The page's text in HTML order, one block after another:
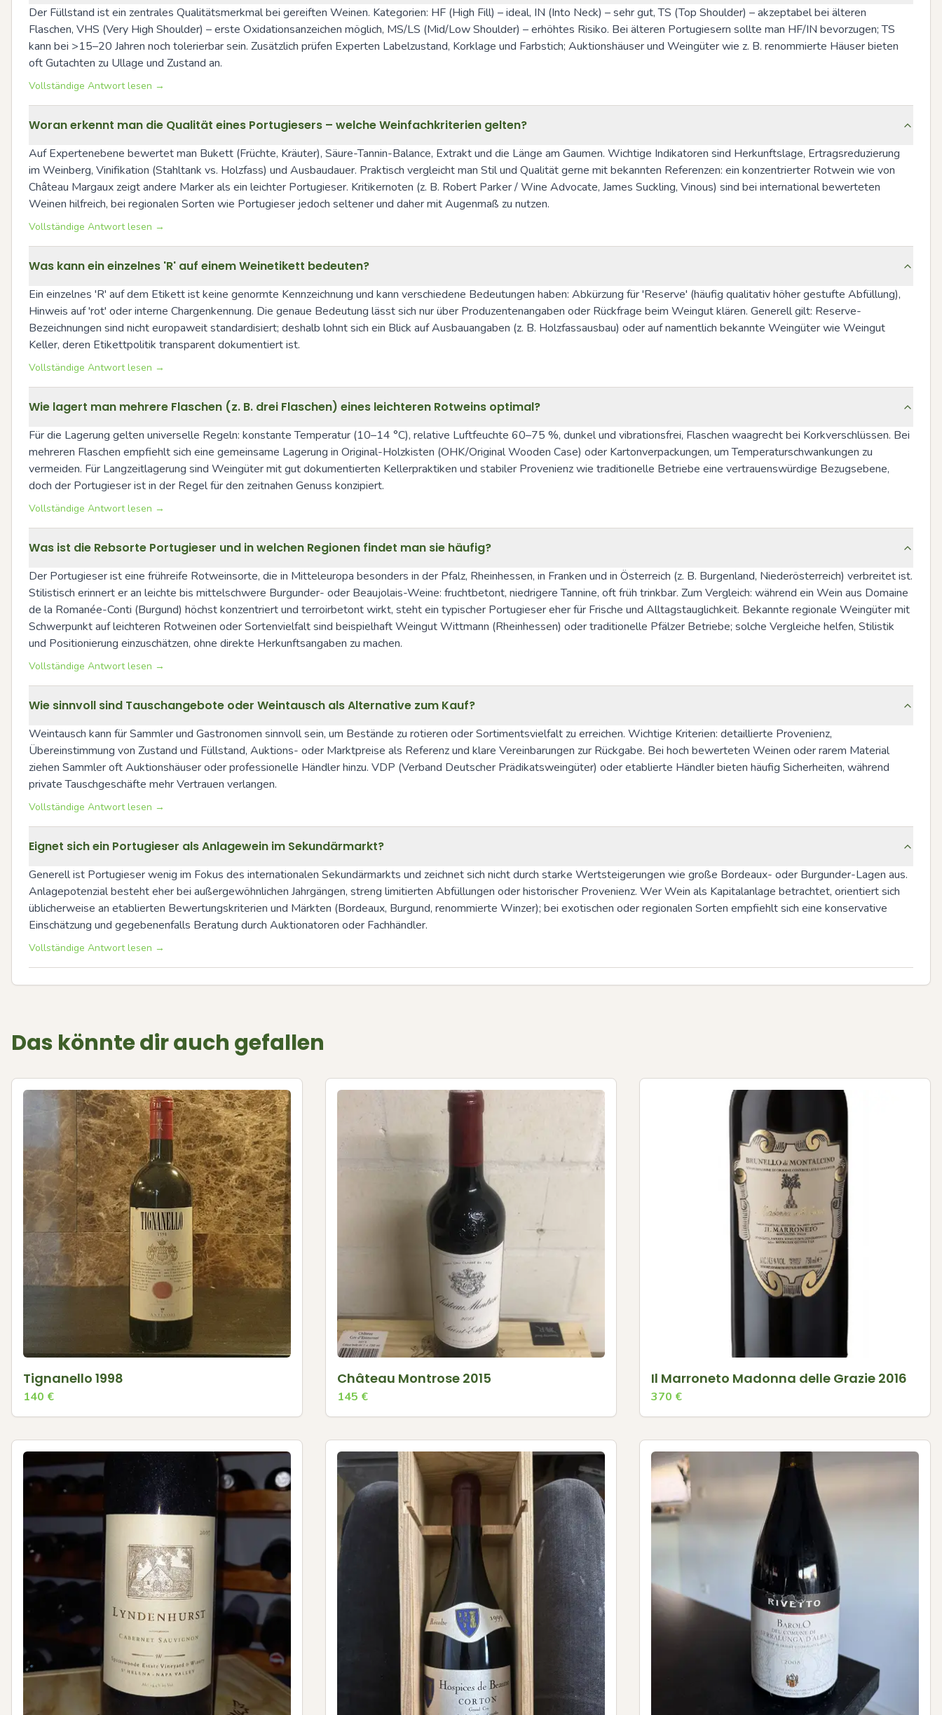
Der Füllstand ist ein zentrales Qualitätsmerkmal bei gereiften Weinen. Kategorien: HF (High Fill) – ideal, IN (Into Neck) – sehr gut, TS (Top Shoulder) – akzeptabel bei älteren
Flaschen, VHS (Very High Shoulder) – erste Oxidationsanzeichen möglich, MS/LS (Mid/Low Shoulder) – erhöhtes Risiko. Bei älteren Portugiesern sollte man HF/IN bevorzugen; TS
kann bei >15–20 Jahren noch tolerierbar sein. Zusätzlich prüfen Experten Labelzustand, Korklage und Farbstich; Auktionshäuser und Weingüter wie z. B. renommierte Häuser bieten
oft Gutachten zu Ullage und Zustand an.
Vollständige Antwort lesen →
Woran erkennt man die Qualität eines Portugiesers – welche Weinfachkriterien gelten?
Auf Expertenebene bewertet man Bukett (Früchte, Kräuter), Säure-Tannin-Balance, Extrakt und die Länge am Gaumen. Wichtige Indikatoren sind Herkunftslage, Ertragsreduzierung
im Weinberg, Vinifikation (Stahltank vs. Holzfass) und Ausbaudauer. Praktisch vergleicht man Stil und Qualität gerne mit bekannten Referenzen: ein konzentrierter Rotwein wie von
Château Margaux zeigt andere Marker als ein leichter Portugieser. Kritikernoten (z. B. Robert Parker / Wine Advocate, James Suckling, Vinous) sind bei international bewerteten
Weinen hilfreich, bei regionalen Sorten wie Portugieser jedoch seltener und daher mit Augenmaß zu nutzen.
Vollständige Antwort lesen →
Was kann ein einzelnes 'R' auf einem Weinetikett bedeuten?
Ein einzelnes 'R' auf dem Etikett ist keine genormte Kennzeichnung und kann verschiedene Bedeutungen haben: Abkürzung für 'Reserve' (häufig qualitativ höher gestufte Abfüllung),
Hinweis auf 'rot' oder interne Chargenkennung. Die genaue Bedeutung lässt sich nur über Produzentenangaben oder Rückfrage beim Weingut klären. Generell gilt: Reserve-
Bezeichnungen sind nicht europaweit standardisiert; deshalb lohnt sich ein Blick auf Ausbauangaben (z. B. Holzfassausbau) oder auf namentlich bekannte Weingüter wie Weingut
Keller, deren Etikettpolitik transparent dokumentiert ist.
Vollständige Antwort lesen →
Wie lagert man mehrere Flaschen (z. B. drei Flaschen) eines leichteren Rotweins optimal?
Für die Lagerung gelten universelle Regeln: konstante Temperatur (10–14 °C), relative Luftfeuchte 60–75 %, dunkel und vibrationsfrei, Flaschen waagrecht bei Korkverschlüssen. Bei
mehreren Flaschen empfiehlt sich eine gemeinsame Lagerung in Original-Holzkisten (OHK/Original Wooden Case) oder Kartonverpackungen, um Temperaturschwankungen zu
vermeiden. Für Langzeitlagerung sind Weingüter mit gut dokumentierten Kellerpraktiken und stabiler Provenienz wie traditionelle Betriebe eine vertrauenswürdige Bezugsebene,
doch der Portugieser ist in der Regel für den zeitnahen Genuss konzipiert.
Vollständige Antwort lesen →
Was ist die Rebsorte Portugieser und in welchen Regionen findet man sie häufig?
Der Portugieser ist eine frühreife Rotweinsorte, die in Mitteleuropa besonders in der Pfalz, Rheinhessen, in Franken und in Österreich (z. B. Burgenland, Niederösterreich) verbreitet ist.
Stilistisch erinnert er an leichte bis mittelschwere Burgunder- oder Beaujolais-Weine: fruchtbetont, niedrigere Tannine, oft früh trinkbar. Zum Vergleich: während ein Wein aus Domaine
de la Romanée-Conti (Burgund) höchst konzentriert und terroirbetont wirkt, steht ein typischer Portugieser eher für Frische und Alltagstauglichkeit. Bekannte regionale Weingüter mit
Schwerpunkt auf leichteren Rotweinen oder Sortenvielfalt sind beispielhaft Weingut Wittmann (Rheinhessen) oder traditionelle Pfälzer Betriebe; solche Vergleiche helfen, Stilistik
und Positionierung einzuschätzen, ohne direkte Herkunftsangaben zu machen.
Vollständige Antwort lesen →
Wie sinnvoll sind Tauschangebote oder Weintausch als Alternative zum Kauf?
Weintausch kann für Sammler und Gastronomen sinnvoll sein, um Bestände zu rotieren oder Sortimentsvielfalt zu erreichen. Wichtige Kriterien: detaillierte Provenienz,
Übereinstimmung von Zustand und Füllstand, Auktions- oder Marktpreise als Referenz und klare Vereinbarungen zur Rückgabe. Bei hoch bewerteten Weinen oder rarem Material
ziehen Sammler oft Auktionshäuser oder professionelle Händler hinzu. VDP (Verband Deutscher Prädikatsweingüter) oder etablierte Händler bieten häufig Sicherheiten, während
private Tauschgeschäfte mehr Vertrauen verlangen.
Vollständige Antwort lesen →
Eignet sich ein Portugieser als Anlagewein im Sekundärmarkt?
Generell ist Portugieser wenig im Fokus des internationalen Sekundärmarkts und zeichnet sich nicht durch starke Wertsteigerungen wie große Bordeaux- oder Burgunder-Lagen aus.
Anlagepotenzial besteht eher bei außergewöhnlichen Jahrgängen, streng limitierten Abfüllungen oder historischer Provenienz. Wer Wein als Kapitalanlage betrachtet, orientiert sich
üblicherweise an etablierten Bewertungskriterien und Märkten (Bordeaux, Burgund, renommierte Winzer); bei exotischen oder regionalen Sorten empfiehlt sich eine konservative
Einschätzung und gegebenenfalls Beratung durch Auktionatoren oder Fachhändler.
Vollständige Antwort lesen →
Das könnte dir auch gefallen
Tignanello 1998
140 €
Château Montrose 2015
145 €
Il Marroneto Madonna delle Grazie 2016
370 €